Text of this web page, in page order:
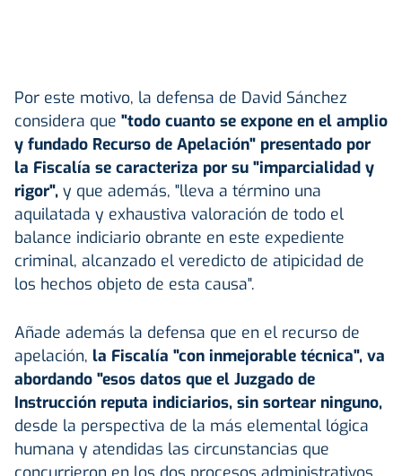
Por este motivo, la defensa de David Sánchez
considera que "todo cuanto se expone en el amplio
y fundado Recurso de Apelación" presentado por
la Fiscalía se caracteriza por su "imparcialidad y
rigor", y que además, "lleva a término una
aquilatada y exhaustiva valoración de todo el
balance indiciario obrante en este expediente
criminal, alcanzado el veredicto de atipicidad de
los hechos objeto de esta causa".
Añade además la defensa que en el recurso de
apelación, la Fiscalía "con inmejorable técnica", va
abordando "esos datos que el Juzgado de
Instrucción reputa indiciarios, sin sortear ninguno,
desde la perspectiva de la más elemental lógica
humana y atendidas las circunstancias que